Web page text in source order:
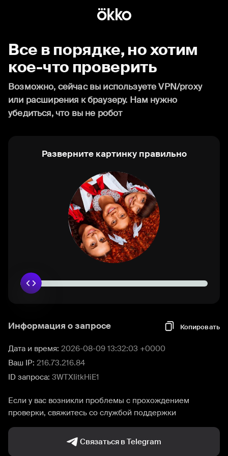
Все в порядке, но хотим
кое-что проверить
Возможно, сейчас вы используете VPN/proxy
или расширения к браузеру. Нам нужно
убедиться, что вы не робот
Разверните картинку правильно
Информация о запросе Копировать
Дата и время: 2026-08-09 13:32:03 +0000
Ваш IP: 216.73.216.84
ID запроса: 3WTXIitkHiE1
Если у вас возникли проблемы с прохождением
проверки, свяжитесь со службой поддержки
Связаться в Telegram